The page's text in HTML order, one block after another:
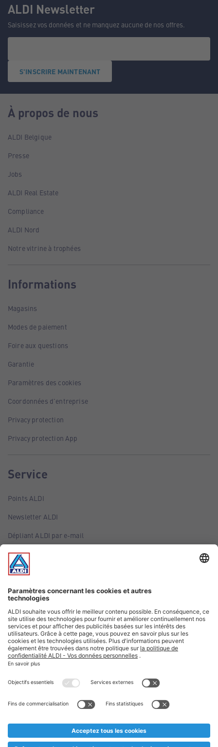
ALDI Newsletter
Saisissez vos données et ne manquez aucune de nos offres.
S'INSCRIRE MAINTENANT
À propos de nous
ALDI Belgique
Presse
Jobs
ALDI Real Estate
Compliance
ALDI Nord
Notre vitrine à trophées
Informations
Magasins
Modes de paiement
Foire aux questions
Garantie
Paramètres des cookies
Coordonnées d'entreprise
Privacy protection
Privacy protection App
Service
Points ALDI
Newsletter ALDI
Dépliant ALDI par e-mail
Offres
Infos essentielles
Suivez ALDI Belgique
Textes marqués d'un astérisque et mentions légales
* Nous vendons ces articles temporairement et jusqu'à
au cas où, malgré le planning bien étudié, nous serions
prématurément en rupture de stock. Prix Recupel et TVA incl.
** Sur ce site, l’utilisation de la forme masculine a été adoptée